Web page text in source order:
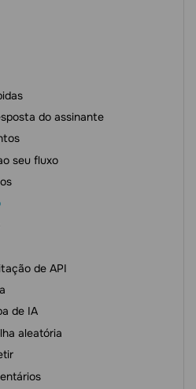
do assinante
seu fluxo
de API
de IA
aleatória